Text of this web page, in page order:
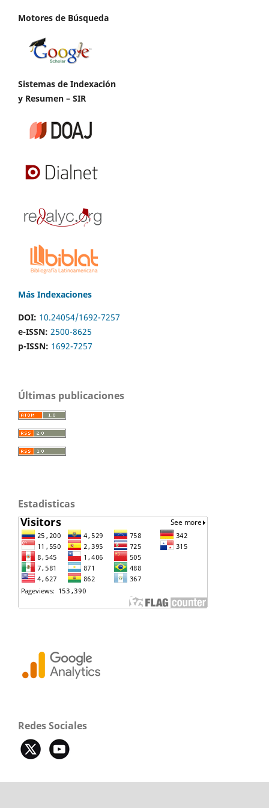
Motores de Búsqueda
Sistemas de Indexación
y Resumen – SIR
Más Indexaciones
DOI: 10.24054/1692-7257
e-ISSN: 2500-8625
p-ISSN: 1692-7257
Últimas publicaciones
Estadisticas
Redes Sociales